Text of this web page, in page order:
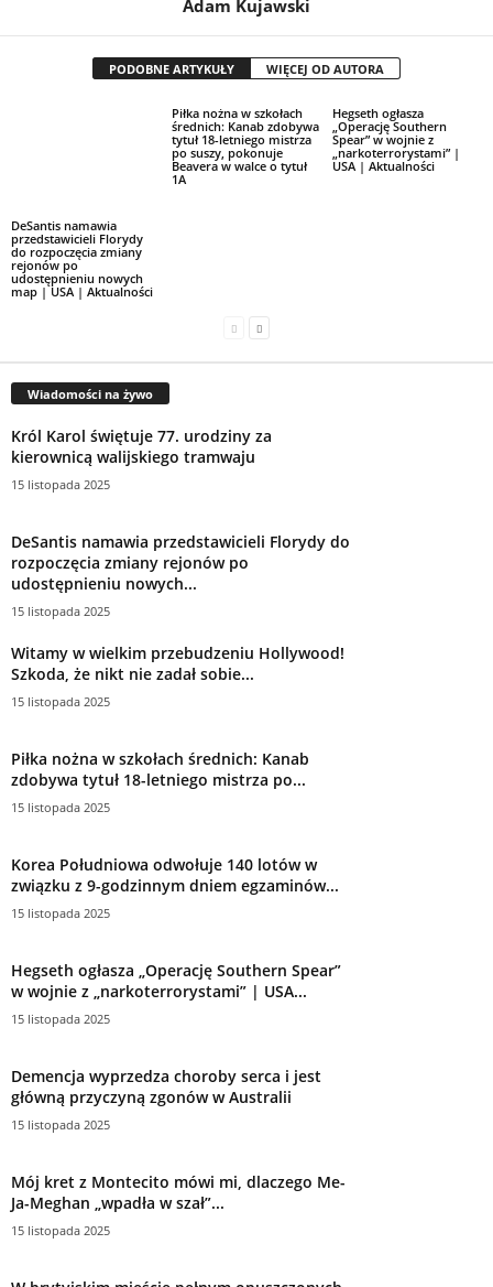
Adam Kujawski
PODOBNE ARTYKUŁY WIĘCEJ OD AUTORA
DeSantis namawia
przedstawicieli Florydy
do rozpoczęcia zmiany
rejonów po
udostępnieniu nowych
map | USA | Aktualności
Piłka nożna w szkołach
średnich: Kanab zdobywa
tytuł 18-letniego mistrza
po suszy, pokonuje
Beavera w walce o tytuł
1A
Hegseth ogłasza
„Operację Southern
Spear” w wojnie z
„narkoterrorystami” |
USA | Aktualności
Wiadomości na żywo
Król Karol świętuje 77. urodziny za
kierownicą walijskiego tramwaju
15 listopada 2025
DeSantis namawia przedstawicieli Florydy do
rozpoczęcia zmiany rejonów po
udostępnieniu nowych...
15 listopada 2025
Witamy w wielkim przebudzeniu Hollywood!
Szkoda, że ​​nikt nie zadał sobie...
15 listopada 2025
Piłka nożna w szkołach średnich: Kanab
zdobywa tytuł 18-letniego mistrza po...
15 listopada 2025
Korea Południowa odwołuje 140 lotów w
związku z 9-godzinnym dniem egzaminów...
15 listopada 2025
Hegseth ogłasza „Operację Southern Spear”
w wojnie z „narkoterrorystami” | USA...
15 listopada 2025
Demencja wyprzedza choroby serca i jest
główną przyczyną zgonów w Australii
15 listopada 2025
Mój kret z Montecito mówi mi, dlaczego Me-
Ja-Meghan „wpadła w szał”...
15 listopada 2025